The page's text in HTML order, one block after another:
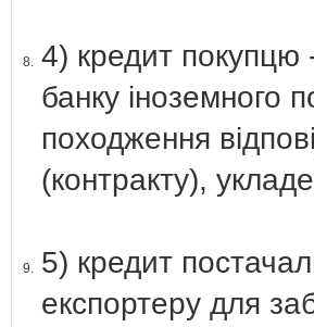
8. 4) кредит покупцю
банку іноземного
походження
(контракту),
9. 5) кредит
експортеру для